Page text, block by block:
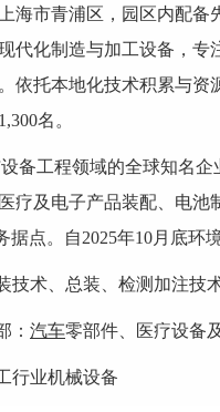
海市青浦区，园区内配备
代化制造与加工设备，
依托本地化技术积累与
名。
备工程领域的全球知名
疗及电子产品装配、电池
据点。自2025年10月底
技术、总装、检测加注技
： 汽车零部件、医疗设备
行业机械设备